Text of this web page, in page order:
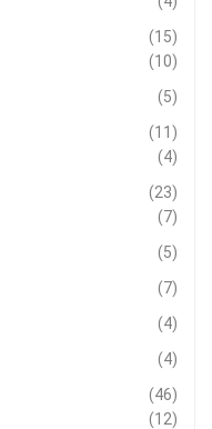
15รายก
10รายก
5รายก
11 รายก
4รายก
23รายก
7รายก
5รายก
7รายก
4รายก
4รายก
46รายก
12รายก